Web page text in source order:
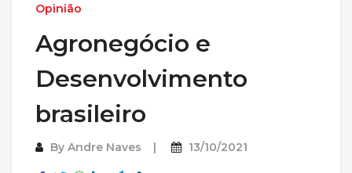
Opinião
Agronegócio e
Desenvolvimento
brasileiro
By Andre Naves 13/10/2021